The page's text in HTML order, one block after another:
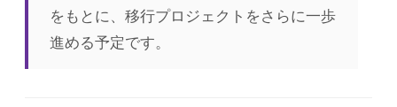
をもとに、移行プロジェクトをさらに一歩
進める予定です。